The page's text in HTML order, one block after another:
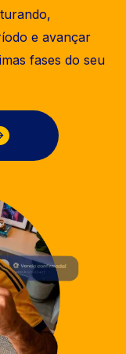
e avançar
fases do seu